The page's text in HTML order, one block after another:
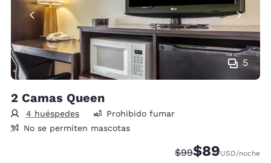
5
2 Camas Queen
4 huéspedes
Prohibido fumar
No se permiten mascotas
Precio tachado:
$99Precio con
$89USD/noche